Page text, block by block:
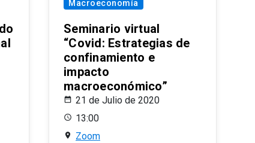
Macroeconomía
Seminario virtual
“Covid: Estrategias de
confinamiento e
impacto
macroeconómico”
21 de Julio de 2020
13:00
Zoom